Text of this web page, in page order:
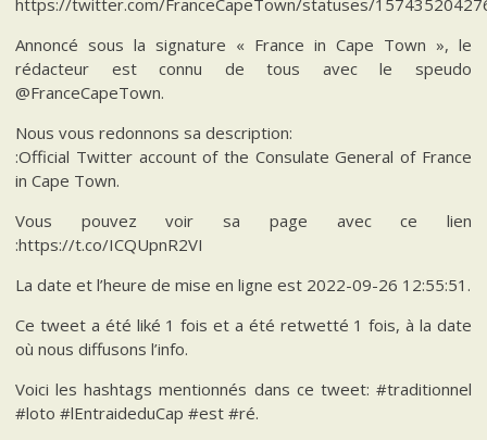
Annoncé sous la signature « France in Cape Town », le
rédacteur est connu de tous avec le speudo
@FranceCapeTown.
Nous vous redonnons sa description:
:Official Twitter account of the Consulate General of France
in Cape Town.
Vous pouvez voir sa page avec ce lien
:https://t.co/ICQUpnR2VI
La date et l’heure de mise en ligne est 2022-09-26 12:55:51.
Ce tweet a été liké 1 fois et a été retwetté 1 fois, à la date
où nous diffusons l’info.
Voici les hashtags mentionnés dans ce tweet: #traditionnel
#loto #lEntraideduCap #est #ré.